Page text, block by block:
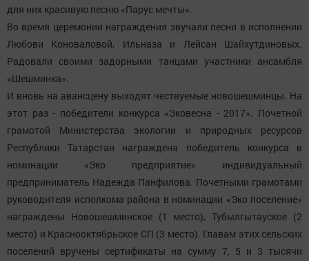
для них красивую песню «Парус мечты».
Во время церемонии награждения звучали песни в исполнении
Любови Коноваловой, Ильназа и Лейсан Шайхутдиновых.
Радовали своими задорными танцами участники ансамбля
«Шешминка».
И вновь на авансцену выходят чествуемые новошешминцы. На
этот раз - победители конкурса «Эковесна - 2017». Почетной
грамотой Министерства экологии и природных ресурсов
Республики Татарстан награждена победитель конкурса в
номинации «Эко предприятие» индивидуальный
предприниматель Надежда Панфилова. Почетными грамотами
руководителя исполкома района в номинации «Эко поселение»
награждены Новошешминское (1 место), Тубылгытауское (2
место) и Краснооктябрьское СП (3 место). Главам этих сельских
поселений вручены сертификаты на сумму 7, 5 и 3 тысячи